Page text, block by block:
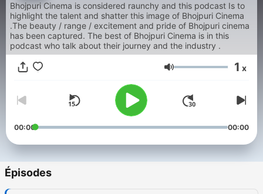
Bhojpuri Cinema is considered raunchy and this podcast Is to
highlight the talent and shatter this image of Bhojpuri Cinema
.The beauty / range / excitement and pride of Bhojpuri cinema
has been captured. The best of Bhojpuri Cinema is in this
podcast who talk about their journey and the industry .
Volume 1 x
00:00 00:00
Épisodes